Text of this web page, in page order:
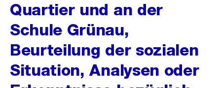
Quartier und an der
Schule Grünau,
Beurteilung der sozialen
Situation, Analysen oder